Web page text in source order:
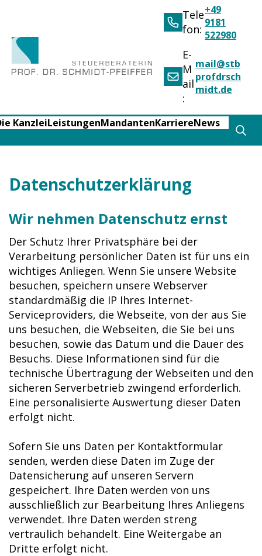
Tele
fon:
+49
9181
522980
E-
M
ail
:
mail@stb
profdrsch
midt.de
KanzleiLeistungenMandantenKarriereNews
Datenschutzerklärung
Wir nehmen Datenschutz ernst
Der Schutz Ihrer Privatsphäre bei der
Verarbeitung persönlicher Daten ist für uns ein
wichtiges Anliegen. Wenn Sie unsere Website
besuchen, speichern unsere Webserver
standardmäßig die IP Ihres Internet-
Serviceproviders, die Webseite, von der aus Sie
uns besuchen, die Webseiten, die Sie bei uns
besuchen, sowie das Datum und die Dauer des
Besuchs. Diese Informationen sind für die
technische Übertragung der Webseiten und den
sicheren Serverbetrieb zwingend erforderlich.
Eine personalisierte Auswertung dieser Daten
erfolgt nicht.
Sofern Sie uns Daten per Kontaktformular
senden, werden diese Daten im Zuge der
Datensicherung auf unseren Servern
gespeichert. Ihre Daten werden von uns
ausschließlich zur Bearbeitung Ihres Anliegens
verwendet. Ihre Daten werden streng
vertraulich behandelt. Eine Weitergabe an
Dritte erfolgt nicht.